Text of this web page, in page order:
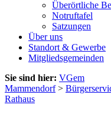
Überörtliche
Notruftafel
Satzungen
Über uns
Standort & Gewerbe
Mitgliedsgemeinden
Sie sind hier: VGem
Mammendorf>
Rathaus